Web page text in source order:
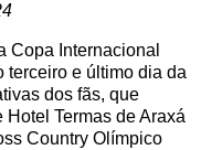
Copa Internacional
terceiro e último dia da
dos fãs, que
Termas de Araxá
Country Olímpico